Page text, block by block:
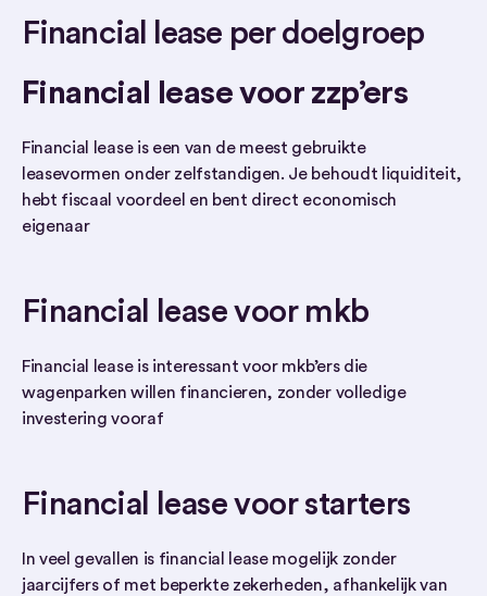
Financial lease per doelgroep
Financial lease voor zzp’ers
Financial lease is een van de meest gebruikte
leasevormen onder zelfstandigen. Je behoudt liquiditeit,
hebt fiscaal voordeel en bent direct economisch
eigenaar
Financial lease voor mkb
Financial lease is interessant voor mkb’ers die
wagenparken willen financieren, zonder volledige
investering vooraf
Financial lease voor starters
In veel gevallen is financial lease mogelijk zonder
jaarcijfers of met beperkte zekerheden, afhankelijk van